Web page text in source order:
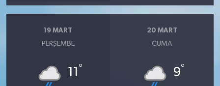
19 MART
PERŞEMBE
11 °
20 MART
CUMA
9°